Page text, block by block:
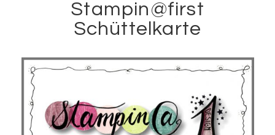
Stampin@first
Schüttelkarte